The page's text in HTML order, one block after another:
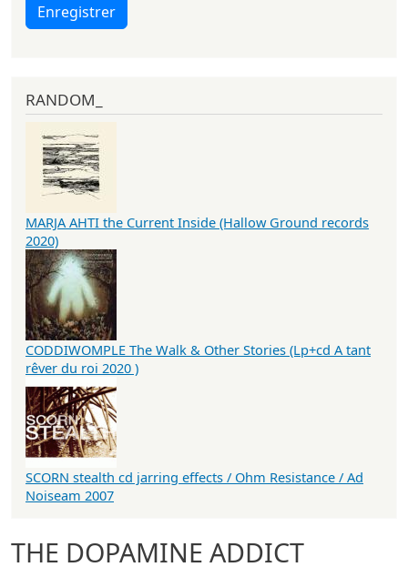
THE DOPAMINE ADDICT
Enregistrer
RANDOM_
MARJA AHTI the Current Inside (Hallow Ground records
2020)
CODDIWOMPLE The Walk & Other Stories (Lp+cd A tant
rêver du roi 2020 )
SCORN stealth cd jarring effects / Ohm Resistance / Ad
Noiseam 2007